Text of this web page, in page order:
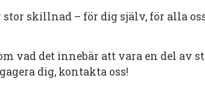
stor skillnad – för dig själv, för alla
vad det innebär att vara en del av
dig, kontakta oss!